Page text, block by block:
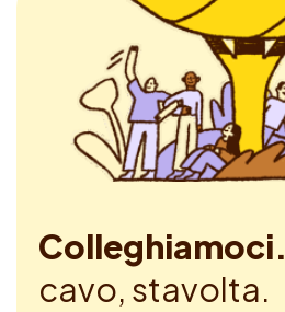
Colleghiamoci.
cavo, stavolta.